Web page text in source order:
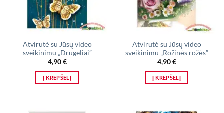
Atvirutė su Jūsų video
sveikinimu „Drugeliai”
4,90€
Į KREPŠELĮ
Atvirutė su Jūsų video
sveikinimu „Rožinės rožės”
4,90€
Į KREPŠELĮ